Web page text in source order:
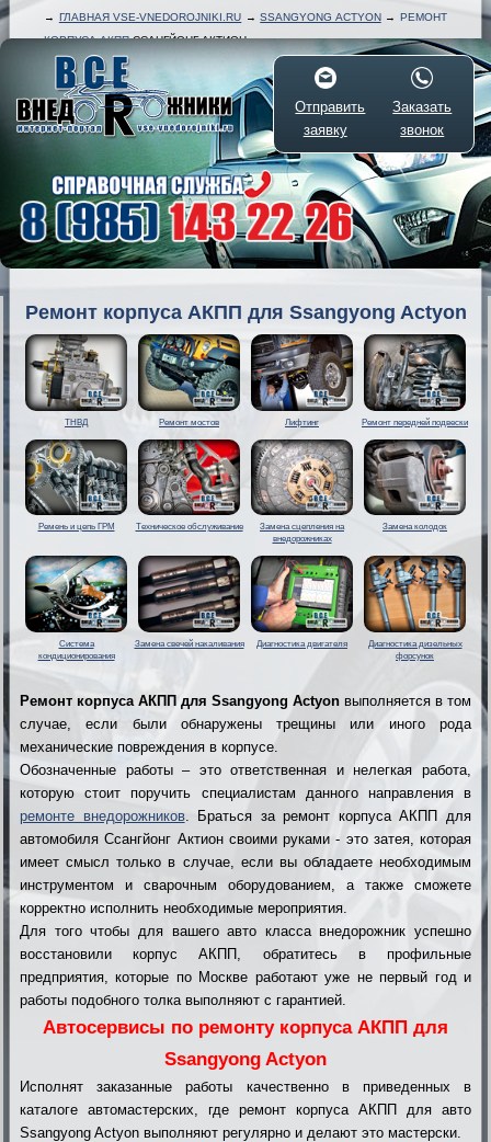
→ ГЛАВНАЯ VSE-VNEDOROJNIKI.RU →SSANGYONG ACTYON→ РЕМОНТ
КОРПУСА АКППССАНГЙОНГ АКТИОН
Отправить
заявку
Заказать
звонок
Ремонт корпуса АКПП для Ssangyong Actyon
ТНВД Ремонт мостов Лифтинг Ремонт передней подвески
Ремень и цепь ГРМ Техническое обслуживание
Замена сцепления на
внедорожниках
Замена колодок
Система
кондиционирования
Замена свечей накаливания Диагностика двигателя
Диагностика дизельных
форсунок
Ремонт корпуса АКПП для Ssangyong Actyon выполняется в том
случае, если были обнаружены трещины или иного рода
механические повреждения в корпусе.
Обозначенные работы – это ответственная и нелегкая работа,
которую стоит поручить специалистам данного направления в
ремонте внедорожников. Браться за ремонт корпуса АКПП для
автомобиля Ссангйонг Актион своими руками - это затея, которая
имеет смысл только в случае, если вы обладаете необходимым
инструментом и сварочным оборудованием, а также сможете
корректно исполнить необходимые мероприятия.
Для того чтобы для вашего авто класса внедорожник успешно
восстановили корпус АКПП, обратитесь в профильные
предприятия, которые по Москве работают уже не первый год и
работы подобного толка выполняют с гарантией.
Автосервисы по ремонту корпуса АКПП для
Ssangyong Actyon
Исполнят заказанные работы качественно в приведенных в
каталоге автомастерских, где ремонт корпуса АКПП для авто
Ssangyong Actyon выполняют регулярно и делают это мастерски.